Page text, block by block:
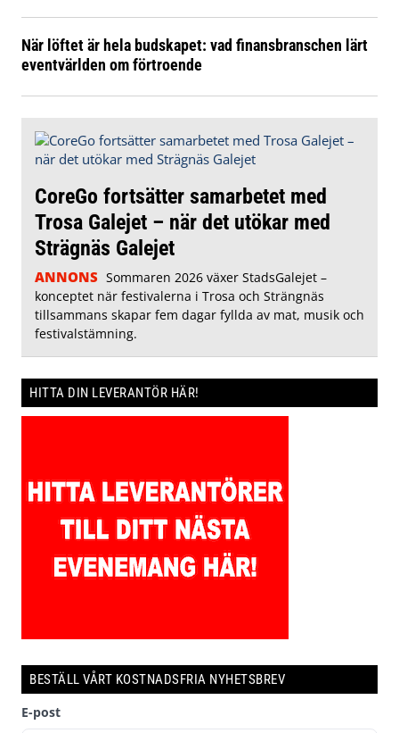
När löftet är hela budskapet: vad finansbranschen lärt
eventvärlden om förtroende
CoreGo fortsätter samarbetet med
Trosa Galejet – när det utökar med
Strägnäs Galejet
ANNONS Sommaren 2026 växer StadsGalejet –
konceptet när festivalerna i Trosa och Strängnäs
tillsammans skapar fem dagar fyllda av mat, musik och
festivalstämning.
HITTA DIN LEVERANTÖR HÄR!
BESTÄLL VÅRT KOSTNADSFRIA NYHETSBREV
E-post